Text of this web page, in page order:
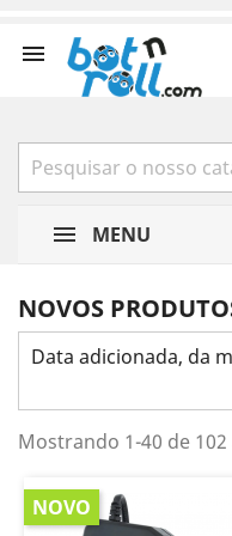

MENU
NOVOS
Data adicionada, da
Mostrando 1-40 de
NOVO